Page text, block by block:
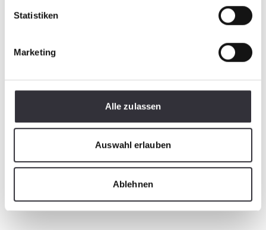
Statistiken
Marketing
Alle zulassen
Auswahl erlauben
Ablehnen